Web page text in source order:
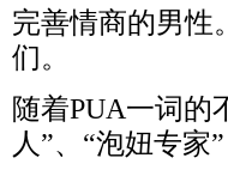
完善情商的男性
们。
随着PUA一词的
人”、“泡妞专家